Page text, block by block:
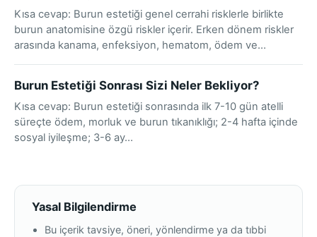
Kısa cevap: Burun estetiği genel cerrahi risklerle birlikte
burun anatomisine özgü riskler içerir. Erken dönem riskler
arasında kanama, enfeksiyon, hematom, ödem ve…
Burun Estetiği Sonrası Sizi Neler Bekliyor?
Kısa cevap: Burun estetiği sonrasında ilk 7-10 gün atelli
süreçte ödem, morluk ve burun tıkanıklığı; 2-4 hafta içinde
sosyal iyileşme; 3-6 ay…
Yasal Bilgilendirme
Bu içerik tavsiye, öneri, yönlendirme ya da tıbbi